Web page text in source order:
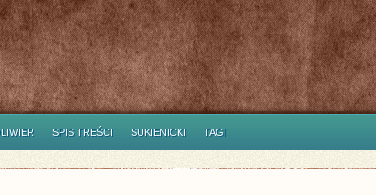
SPIS TREŚCI SUKIENICKI TAGI